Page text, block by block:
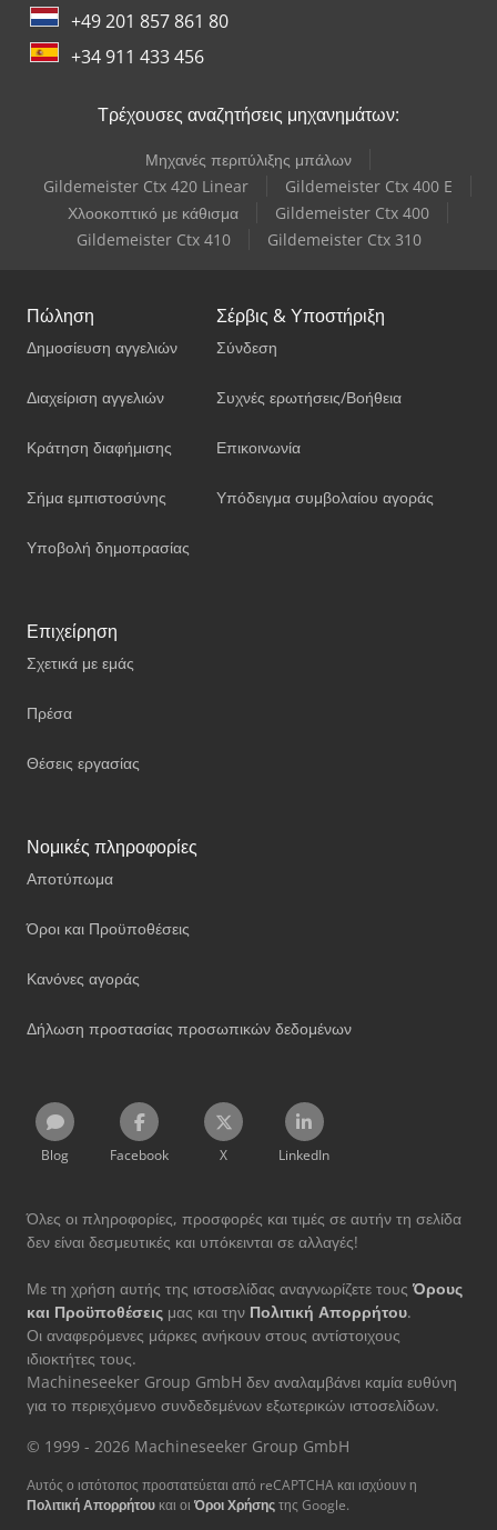
+49 201 857 861 80
+34 911 433 456
Τρέχουσες αναζητήσεις μηχανημάτων:
Μηχανές περιτύλιξης μπάλων
Gildemeister Ctx 420 Linear
Gildemeister Ctx 400 E
Χλοοκοπτικό με κάθισμα
Gildemeister Ctx 400
Gildemeister Ctx 410
Gildemeister Ctx 310
Πώληση
Δημοσίευση αγγελιών
Διαχείριση αγγελιών
Κράτηση διαφήμισης
Σήμα εμπιστοσύνης
Υποβολή δημοπρασίας
Σέρβις & Υποστήριξη
Σύνδεση
Συχνές ερωτήσεις/Βοήθεια
Επικοινωνία
Υπόδειγμα συμβολαίου αγοράς
Επιχείρηση
Σχετικά με εμάς
Πρέσα
Θέσεις εργασίας
Νομικές πληροφορίες
Αποτύπωμα
Όροι και Προϋποθέσεις
Κανόνες αγοράς
Δήλωση προστασίας προσωπικών δεδομένων
Blog Facebook X LinkedIn
Όλες οι πληροφορίες, προσφορές και τιμές σε αυτήν τη σελίδα
δεν είναι δεσμευτικές και υπόκεινται σε αλλαγές!
Με τη χρήση αυτής της ιστοσελίδας αναγνωρίζετε τους Όρους
και Προϋποθέσεις μας και την Πολιτική Απορρήτου.
Οι αναφερόμενες μάρκες ανήκουν στους αντίστοιχους
ιδιοκτήτες τους.
Machineseeker Group GmbH δεν αναλαμβάνει καμία ευθύνη
για το περιεχόμενο συνδεδεμένων εξωτερικών ιστοσελίδων.
© 1999 - 2026 Machineseeker Group GmbH
Αυτός ο ιστότοπος προστατεύεται από reCAPTCHA και ισχύουν η
Πολιτική Απορρήτου και οι Όροι Χρήσηςτης Google.